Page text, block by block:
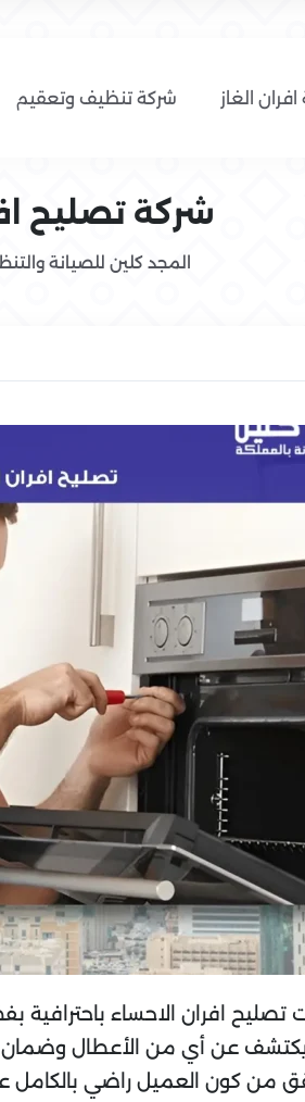
الغاز شركة تنظيف وتعقيم
شركة تصليح
المجد كلين للصيانة
افران الاحساء
يكتشف عن أي من الأعطال وضمان
من كون العميل راضي